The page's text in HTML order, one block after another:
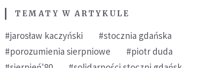
TEMATY W ARTYKULE
#jarosław kaczyński
#stocznia gdańska
#porozumienia sierpniowe
#piotr duda